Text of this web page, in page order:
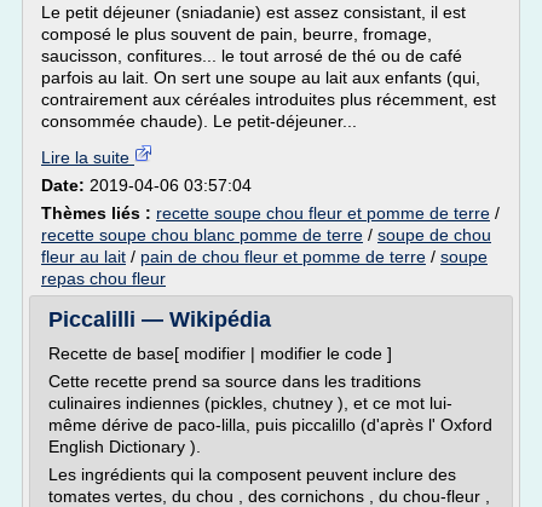
Le petit déjeuner (sniadanie) est assez consistant, il est
composé le plus souvent de pain, beurre, fromage,
saucisson, confitures... le tout arrosé de thé ou de café
parfois au lait. On sert une soupe au lait aux enfants (qui,
contrairement aux céréales introduites plus récemment, est
consommée chaude). Le petit-déjeuner...
Lire la suite
Date: 2019-04-06 03:57:04
Thèmes liés : recette soupe chou fleur et pomme de terre /
recette soupe chou blanc pomme de terre / soupe de chou
fleur au lait / pain de chou fleur et pomme de terre / soupe
repas chou fleur
Piccalilli — Wikipédia
Recette de base[ modifier | modifier le code ]
Cette recette prend sa source dans les traditions
culinaires indiennes (pickles, chutney ), et ce mot lui-
même dérive de paco-lilla, puis piccalillo (d'après l' Oxford
English Dictionary ).
Les ingrédients qui la composent peuvent inclure des
tomates vertes, du chou , des cornichons , du chou-fleur ,